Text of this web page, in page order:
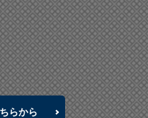
らから